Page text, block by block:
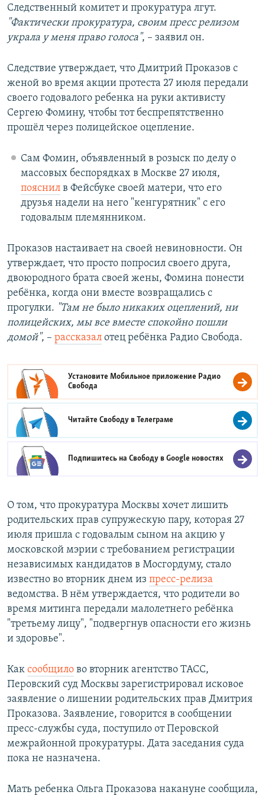
Следственный комитет и прокуратура лгут.
"Фактически прокуратура, своим пресс релизом
украла у меня право голоса", – заявил он.
Следствие утверждает, что Дмитрий Проказов с
женой во время акции протеста 27 июля передали
своего годовалого ребенка на руки активисту
Сергею Фомину, чтобы тот беспрепятственно
прошёл через полицейское оцепление.
Сам Фомин, объявленный в розыск по делу о
массовых беспорядках в Москве 27 июля,
пояснилв Фейсбуке своей матери, что его
друзья надели на него "кенгурятник" с его
годовалым племянником.
Проказов настаивает на своей невиновности. Он
утверждает, что просто попросил своего друга,
двоюродного брата своей жены, Фомина понести
ребёнка, когда они вместе возвращались с
прогулки. "Там не было никаких оцеплений, ни
полицейских, мы все вместе спокойно пошли
домой", –​ рассказал отец ребёнка Радио Свобода.
Установите Мобильное приложение Радио
Свобода
Читайте Свободу вТелеграме
Подпишитесь на Свободу вGoogle новостях
О том, что прокуратура Москвы хочет лишить
родительских прав супружескую пару, которая 27
июля пришла с годовалым сыном на акцию у
московской мэрии с требованием регистрации
независимых кандидатов в Мосгордуму, стало
известно во вторник днем из пресс-релиза
ведомства. В нём утверждается, что родители во
время митинга передали малолетнего ребёнка
"третьему лицу", "подвергнув опасности его жизнь
и здоровье".​
Как сообщило во вторник агентство ТАСС,
Перовский суд Москвы зарегистрировал исковое
заявление о лишении родительских прав Дмитрия
Проказова. Заявление, говорится в сообщении
пресс-службы суда, поступило от Перовской
межрайонной прокуратуры. Дата заседания суда
пока не назначена.
Мать ребенка Ольга Проказова накануне сообщила,